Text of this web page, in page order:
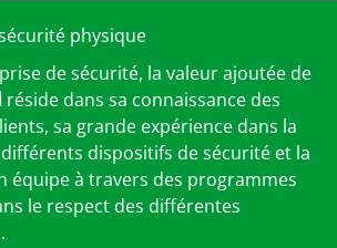
physique
de sécurité, la valeur ajoutée de
réside dans sa connaissance des
sa grande expérience dans la
dispositifs de sécurité et la
équipe à travers des programmes
le respect des différentes